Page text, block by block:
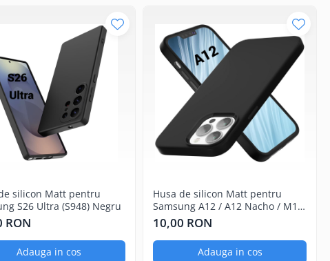
silicon Matt pentru
S26 Ultra (S948) Negru
RON
Adauga in cos
Husa de silicon Matt pentru
Samsung A12 / A12 Nacho / M12
Negru
10,00 RON
Adauga in cos